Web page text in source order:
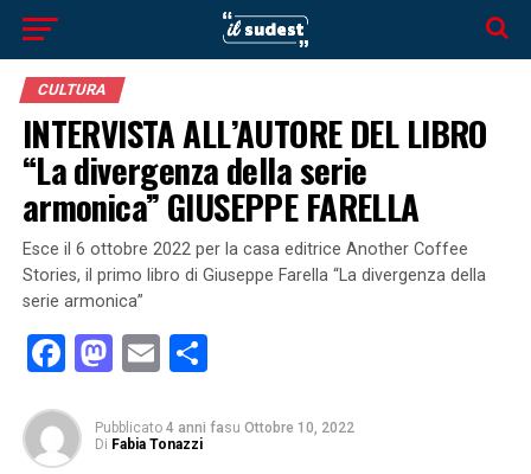
CULTURA
INTERVISTA ALL’AUTORE DEL LIBRO
“La divergenza della serie
armonica” GIUSEPPE FARELLA
Esce il 6 ottobre 2022 per la casa editrice Another Coffee
Stories, il primo libro di Giuseppe Farella “La divergenza della
serie armonica”
Facebook
Mastodon
EmailCondividi
Pubblicato 4 anni fasu Ottobre 10, 2022
Di Fabia Tonazzi